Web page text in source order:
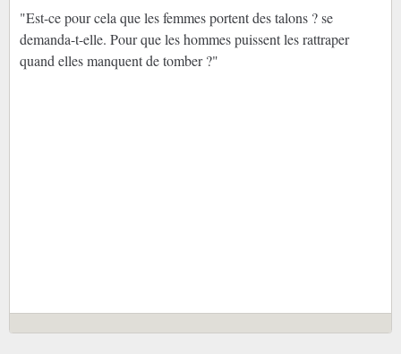
"Est-ce pour cela que les femmes portent des talons ? se
demanda-t-elle. Pour que les hommes puissent les rattraper
quand elles manquent de tomber ?"